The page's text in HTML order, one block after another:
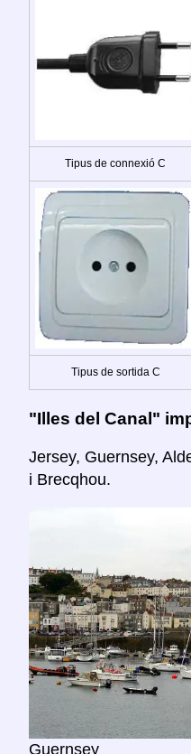
Tipus de connexió C
Tipus de sortida C
"Illes del Canal"
Jersey, Guernsey,
i Brecqhou.
Guernsey